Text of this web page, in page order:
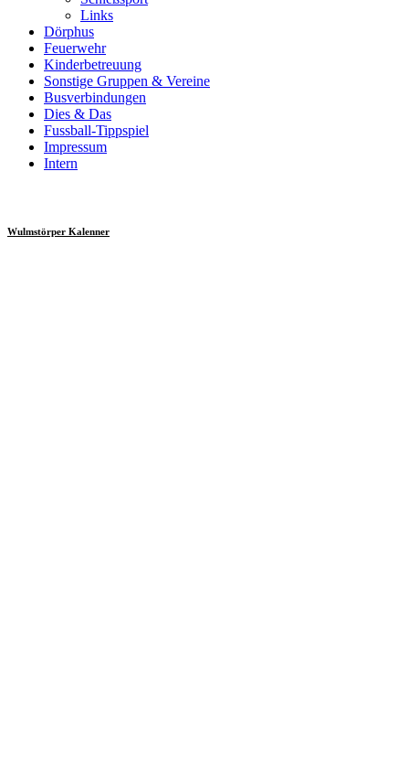
Links
Dörphus
Feuerwehr
Kinderbetreuung
Sonstige Gruppen & Vereine
Busverbindungen
Dies & Das
Fussball-Tippspiel
Impressum
Intern
Wulmstörper Kalenner